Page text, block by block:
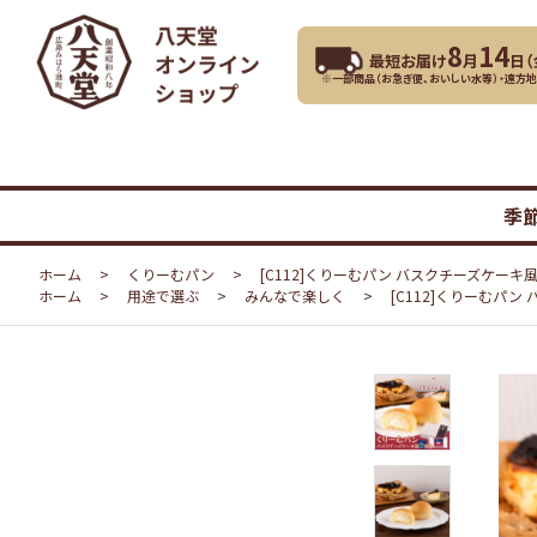
最短お届け8月 14日（
※一部商品（お急ぎ便、おいしい水等）・遠方
季
ホーム > くりーむパン >
[C112]くりーむパン バスクチーズケーキ
ホーム
> 用途で選ぶ > みんなで楽しく > [C112]くりーむパン